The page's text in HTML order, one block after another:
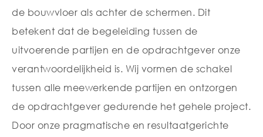
de bouwvloer als achter de schermen. Dit
betekent dat de begeleiding tussen de
uitvoerende partijen en de opdrachtgever onze
verantwoordelijkheid is. Wij vormen de schakel
tussen alle meewerkende partijen en ontzorgen
de opdrachtgever gedurende het gehele project.
Door onze pragmatische en resultaatgerichte